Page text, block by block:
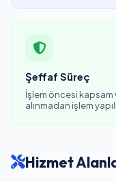
Şeffaf Süreç
İşlem öncesi kapsam
alınmadan işlem
Hizmet